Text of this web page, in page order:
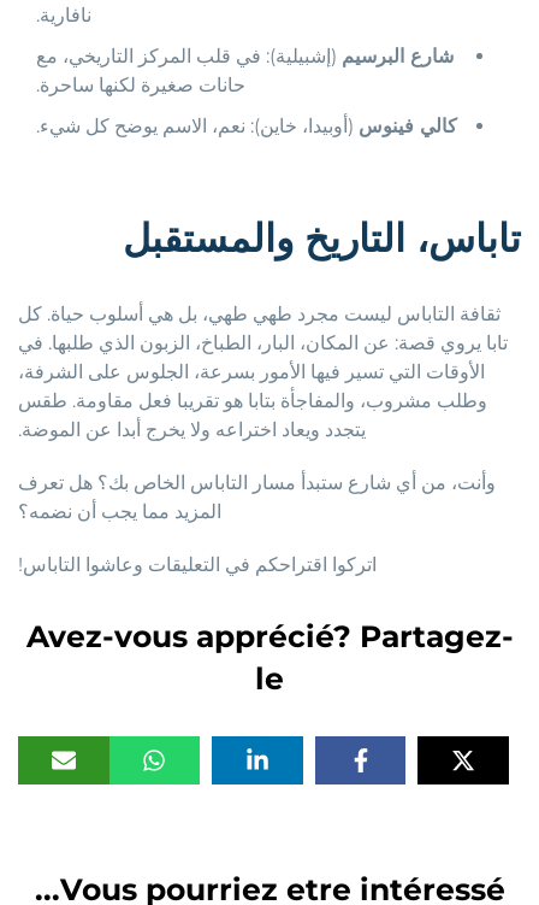
نافارية.
شارع البرسيم(إشبيلية): في قلب المركز التاريخي، مع
حانات صغيرة لكنها ساحرة.
كالي فينوس (أوبيدا، خاين): نعم، الاسم يوضح كل شيء.
تاباس، التاريخ والمستقبل
ثقافة التاباس ليست مجرد طهي طهي، بل هي أسلوب حياة. كل
تابا يروي قصة: عن المكان، البار، الطباخ، الزبون الذي طلبها. في
الأوقات التي تسير فيها الأمور بسرعة، الجلوس على الشرفة،
وطلب مشروب، والمفاجأة بتابا هو تقريبا فعل مقاومة. طقس
يتجدد ويعاد اختراعه ولا يخرج أبدا عن الموضة.
وأنت، من أي شارع ستبدأ مسار التاباس الخاص بك؟ هل تعرف
المزيد مما يجب أن نضمه؟
اتركوا اقتراحكم في التعليقات وعاشوا التاباس!
Avez-vous apprécié? Partagez-
le
Vous pourriez etre intéressé...